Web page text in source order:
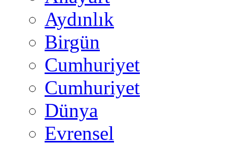
Aydınlık
Birgün
Cumhuriyet
Cumhuriyet
Dünya
Evrensel